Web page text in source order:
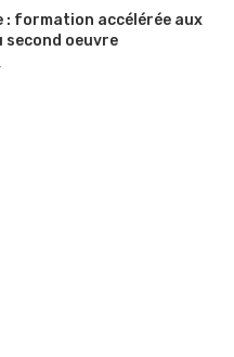
: formation accélérée aux
second oeuvre